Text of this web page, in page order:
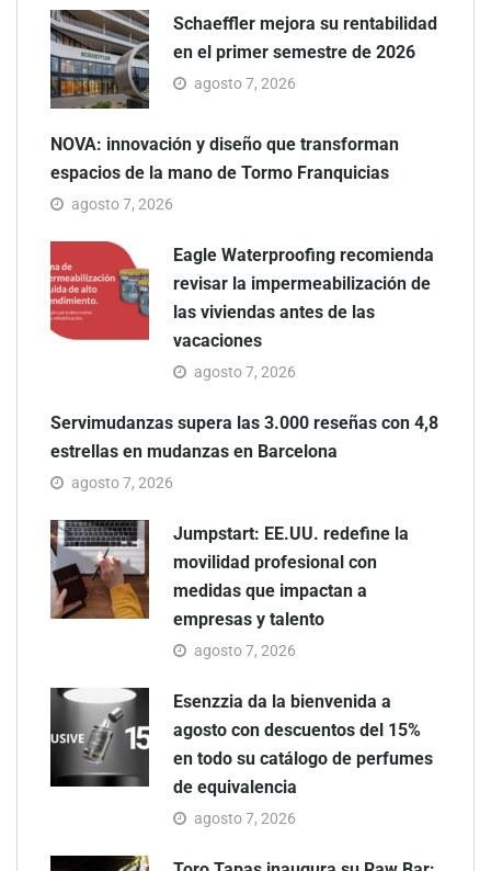
Schaeffler mejora su rentabilidad
en el primer semestre de 2026
agosto 7, 2026
NOVA: innovación y diseño que transforman
espacios de la mano de Tormo Franquicias
agosto 7, 2026
Eagle Waterproofing recomienda
revisar la impermeabilización de
las viviendas antes de las
vacaciones
agosto 7, 2026
Servimudanzas supera las 3.000 reseñas con 4,8
estrellas en mudanzas en Barcelona
agosto 7, 2026
Jumpstart: EE.UU. redefine la
movilidad profesional con
medidas que impactan a
empresas y talento
agosto 7, 2026
Esenzzia da la bienvenida a
agosto con descuentos del 15%
en todo su catálogo de perfumes
de equivalencia
agosto 7, 2026